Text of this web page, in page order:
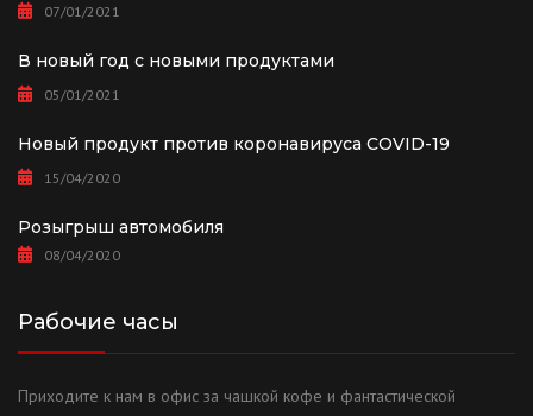
07/01/2021
В новый год с новыми продуктами
05/01/2021
Новый продукт против коронавируса COVID-19
15/04/2020
Розыгрыш автомобиля
08/04/2020
Рабочие часы
Приходите к нам в офис за чашкой кофе и фантастической